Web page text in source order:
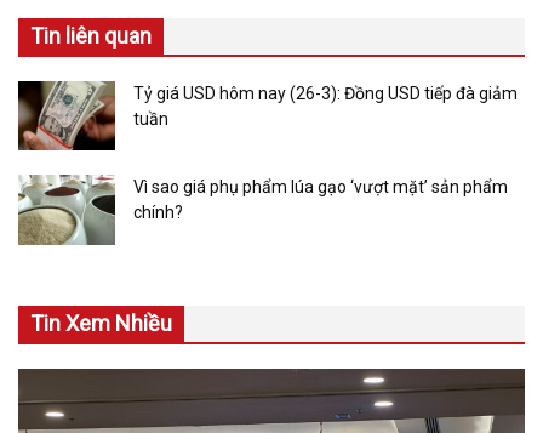
Tin liên quan
Tỷ giá USD hôm nay (26-3): Đồng USD tiếp đà giảm
tuần
Vì sao giá phụ phẩm lúa gạo ‘vượt mặt’ sản phẩm
chính?
Tin Xem Nhiều